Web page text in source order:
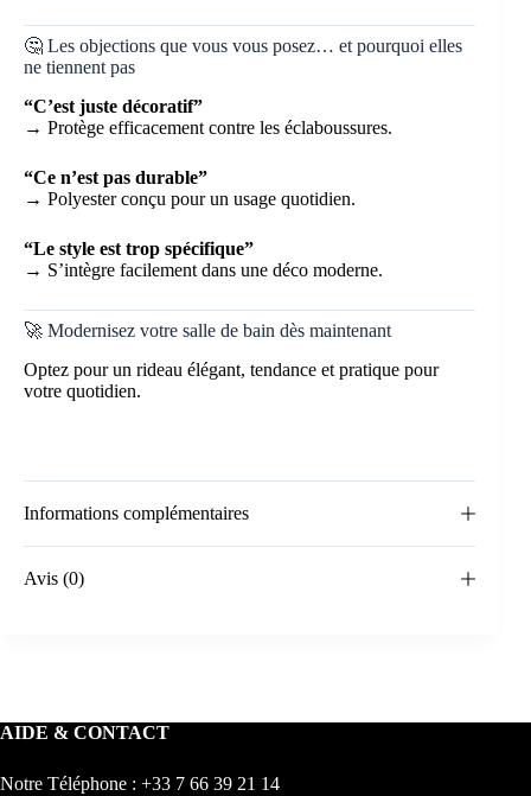
🤔 Les objections que vous vous posez… et pourquoi elles
ne tiennent pas
“C’est juste décoratif”
→ Protège efficacement contre les éclaboussures.
“Ce n’est pas durable”
→ Polyester conçu pour un usage quotidien.
“Le style est trop spécifique”
→ S’intègre facilement dans une déco moderne.
🚀 Modernisez votre salle de bain dès maintenant
Optez pour un rideau élégant, tendance et pratique pour
votre quotidien.
Informations complémentaires
Avis (0)
AIDE & CONTACT
Notre Téléphone : +33 7 66 39 21 14